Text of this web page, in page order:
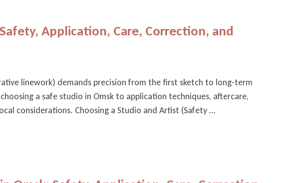
Application, Care, Correction, and
linework) demands precision from the first sketch to long-term
a safe studio in Omsk to application techniques, aftercare,
considerations. Choosing a Studio and Artist (Safety …